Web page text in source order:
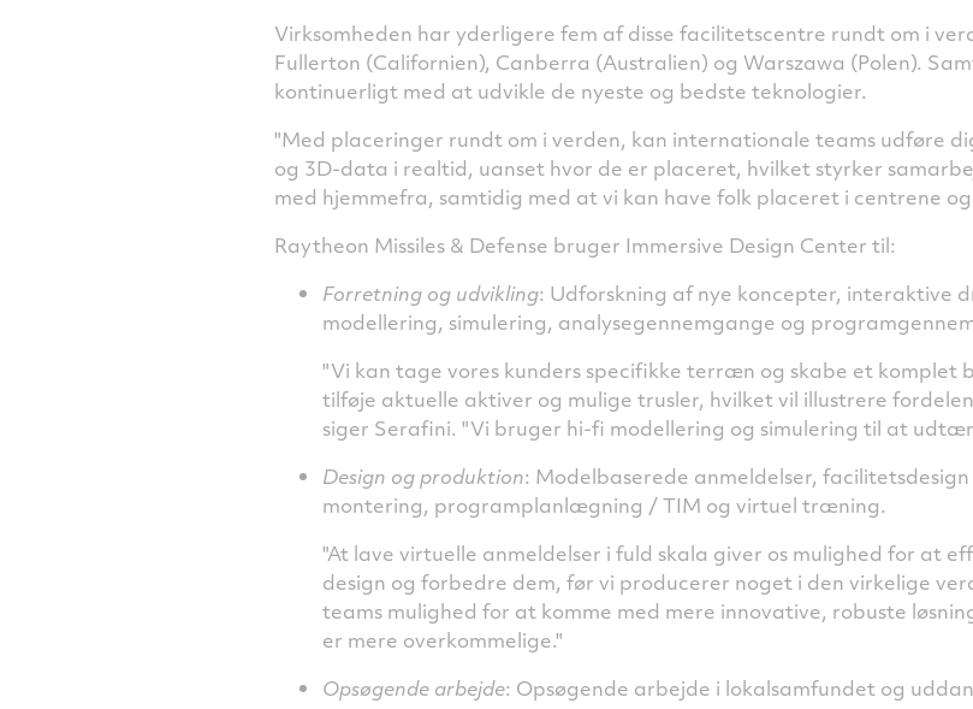
Virksomheden har yderligere fem af disse facilitetscentre rundt om i
Fullerton (Californien), Canberra (Australien) og Warszawa (Polen).
kontinuerligt med at udvikle de nyeste og bedste teknologier.
"Med placeringer rundt om i verden, kan internationale teams udføre
og 3D-data i realtid, uanset hvor de er placeret, hvilket styrker
med hjemmefra, samtidig med at vi kan have folk placeret i centrene
Raytheon Missiles & Defense bruger Immersive Design Center til:
Forretning og udvikling: Udforskning af nye koncepter, interaktive
modellering, simulering, analysegennemgange og
"Vi kan tage vores kunders specifikke terræn og skabe et komplet
tilføje aktuelle aktiver og mulige trusler, hvilket vil illustrere
siger Serafini. "Vi bruger hi-fi modellering og simulering til at
Design og produktion: Modelbaserede anmeldelser,
montering, programplanlægning / TIM og virtuel træning.
"At lave virtuelle anmeldelser i fuld skala giver os mulighed for at
design og forbedre dem, før vi producerer noget i den virkelige
teams mulighed for at komme med mere innovative, robuste
er mere overkommelige."
Opsøgende arbejde: Opsøgende arbejde i lokalsamfundet og